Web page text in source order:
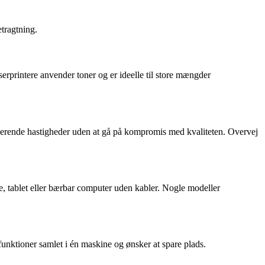
anvender toner og er ideelle til store mængder
hastigheder uden at gå på kompromis med kvaliteten. Overvej
tablet eller bærbar computer uden kabler. Nogle modeller
samlet i én maskine og ønsker at spare plads.